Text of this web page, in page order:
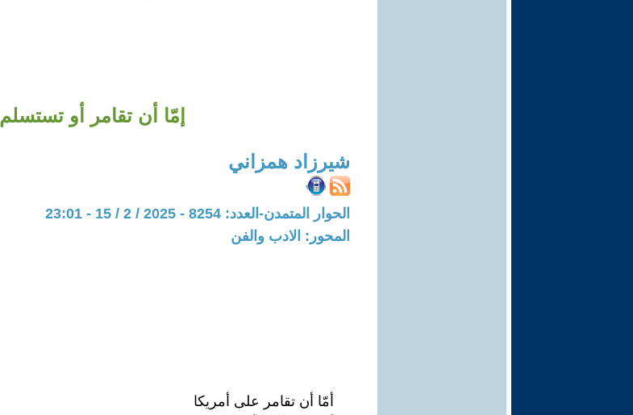
إمّا أن تقامر أو تستسلم
شيرزاد همزاني
الحوار المتمدن-العدد: 8254 - 2025 / 2 / 15 - 23:01
المحور: الادب والفن
أمّا أن تقامر على أمريكا